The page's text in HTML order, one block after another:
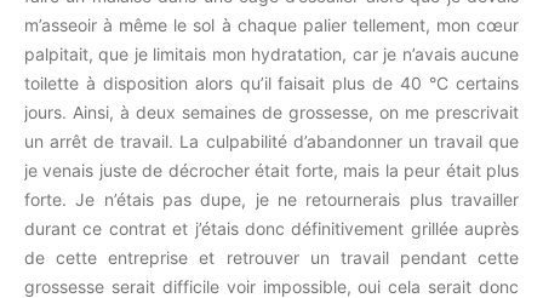
m’asseoir à même le sol à chaque palier tellement, mon cœur
palpitait, que je limitais mon hydratation, car je n’avais aucune
toilette à disposition alors qu’il faisait plus de 40 °C certains
jours. Ainsi, à deux semaines de grossesse, on me prescrivait
un arrêt de travail. La culpabilité d’abandonner un travail que
je venais juste de décrocher était forte, mais la peur était plus
forte. Je n’étais pas dupe, je ne retournerais plus travailler
durant ce contrat et j’étais donc définitivement grillée auprès
de cette entreprise et retrouver un travail pendant cette
grossesse serait difficile voir impossible, oui cela serait donc